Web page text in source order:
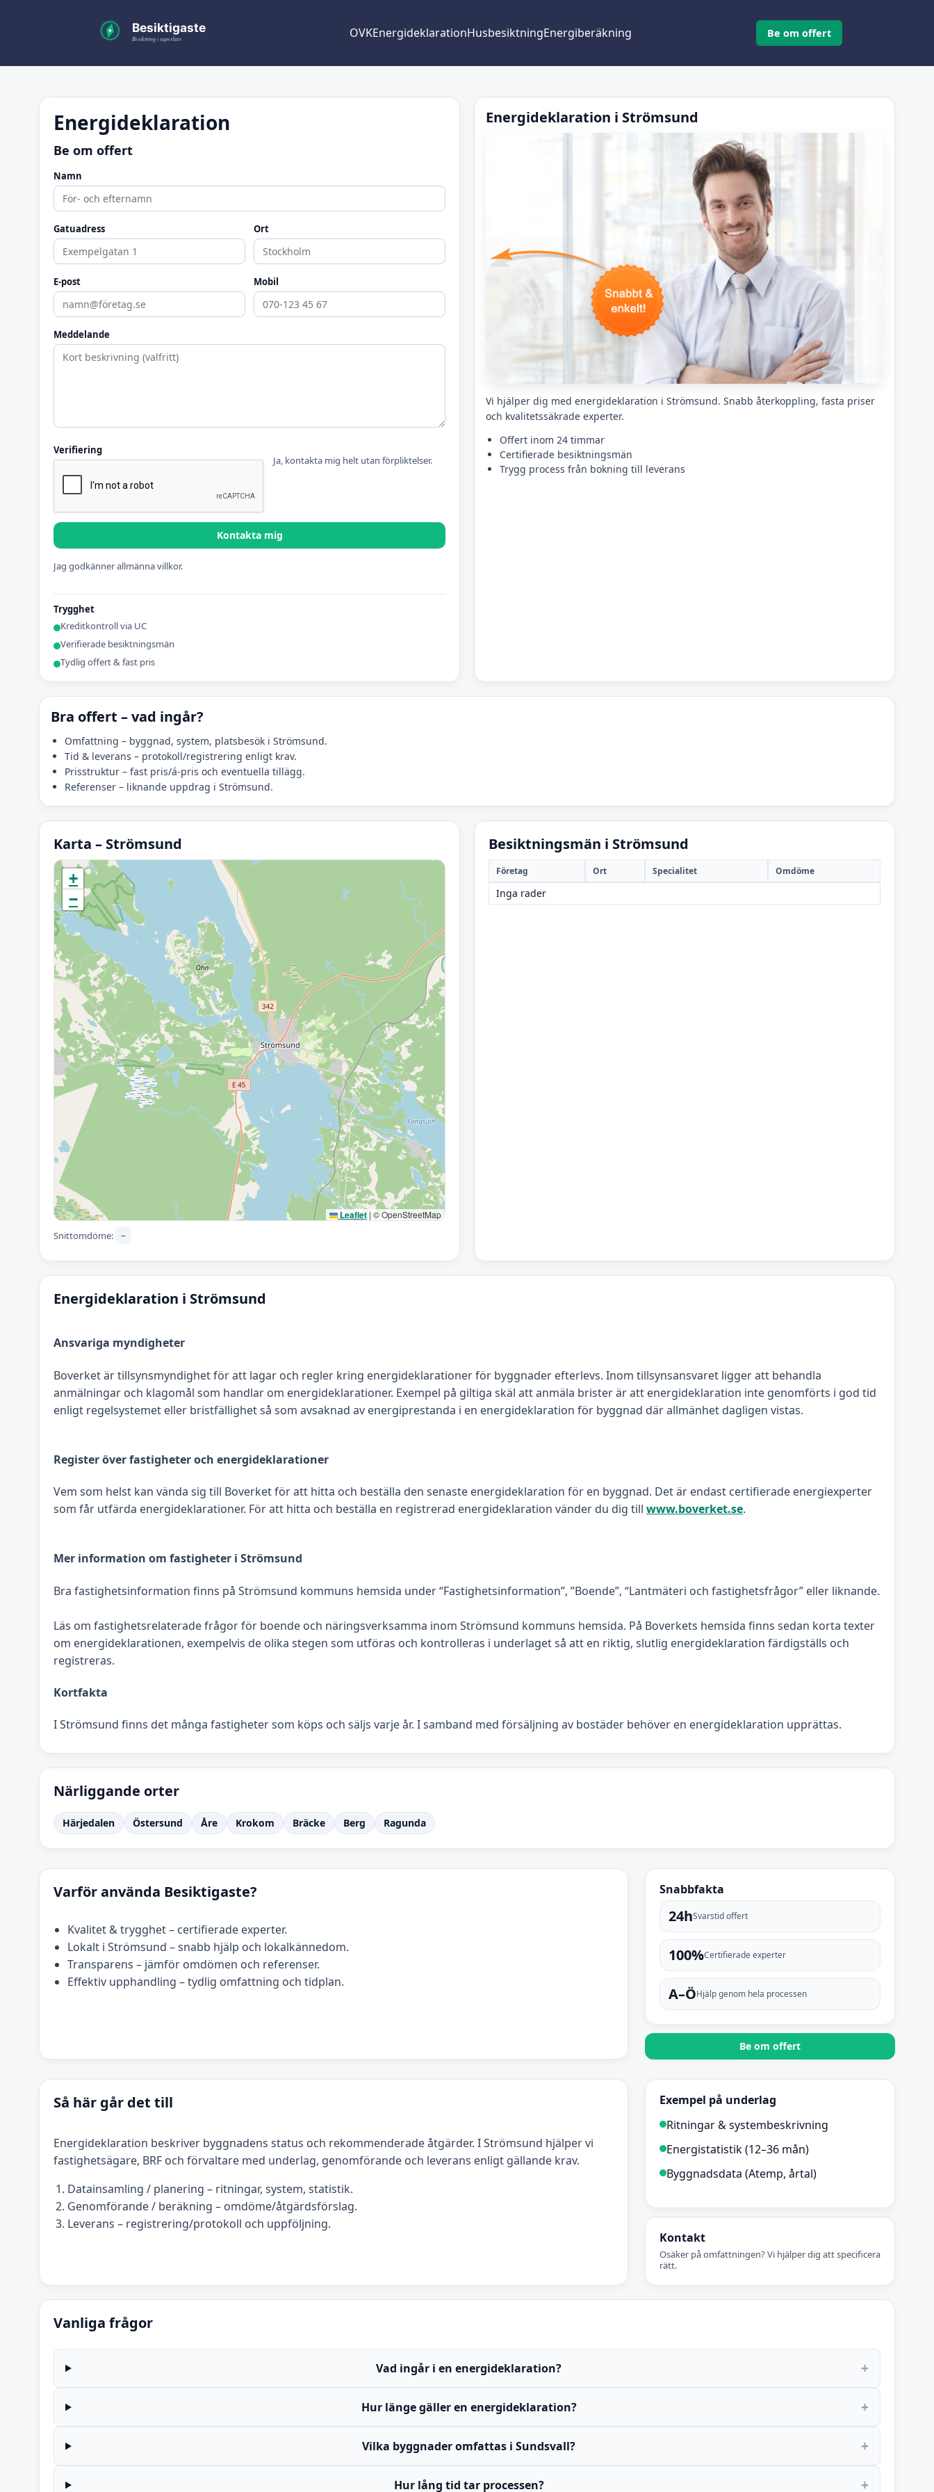
OVKEnergideklarationHusbesiktningEnergiberäkning Be om offert
Energideklaration
Be om offert
Namn
Gatuadress Ort
E-post Mobil
Meddelande
Verifiering
Ja, kontakta mig helt utan förpliktelser.
Kontakta mig
Jag godkänner allmänna villkor.
Trygghet
Kreditkontroll via UC
Verifierade besiktningsmän
Tydlig offert & fast pris
Energideklaration i Strömsund
Vi hjälper dig med energideklaration i Strömsund. Snabb återkoppling, fasta priser
och kvalitetssäkrade experter.
Offert inom 24 timmar
Certifierade besiktningsmän
Trygg process från bokning till leverans
Bra offert – vad ingår?
Omfattning – byggnad, system, platsbesök i Strömsund.
Tid & leverans – protokoll/registrering enligt krav.
Prisstruktur – fast pris/á-pris och eventuella tillägg.
Referenser – liknande uppdrag i Strömsund.
Karta – Strömsund
Initierar karta…
+
−
Leaflet | © OpenStreetMap
Snittomdöme: –
Besiktningsmän i Strömsund
Företag Ort Specialitet Omdöme
Inga rader
Energideklaration i Strömsund
Ansvariga myndigheter
Boverket är tillsynsmyndighet för att lagar och regler kring energideklarationer för byggnader efterlevs. Inom tillsynsansvaret ligger att behandla
anmälningar och klagomål som handlar om energideklarationer. Exempel på giltiga skäl att anmäla brister är att energideklaration inte genomförts i god tid
enligt regelsystemet eller bristfällighet så som avsaknad av energiprestanda i en energideklaration för byggnad där allmänhet dagligen vistas.
Register över fastigheter och energideklarationer
Vem som helst kan vända sig till Boverket för att hitta och beställa den senaste energideklaration för en byggnad. Det är endast certifierade energiexperter
som får utfärda energideklarationer. För att hitta och beställa en registrerad energideklaration vänder du dig till www.boverket.se.
Mer information om fastigheter i Strömsund
Bra fastighetsinformation finns på Strömsund kommuns hemsida under “Fastighetsinformation”, ”Boende”, “Lantmäteri och fastighetsfrågor” eller liknande.
Läs om fastighetsrelaterade frågor för boende och näringsverksamma inom Strömsund kommuns hemsida. På Boverkets hemsida finns sedan korta texter
om energideklarationen, exempelvis de olika stegen som utföras och kontrolleras i underlaget så att en riktig, slutlig energideklaration färdigställs och
registreras.
Kortfakta
I Strömsund finns det många fastigheter som köps och säljs varje år. I samband med försäljning av bostäder behöver en energideklaration upprättas.
Närliggande orter
Härjedalen Östersund Åre Krokom Bräcke Berg Ragunda
Varför använda Besiktigaste?
Kvalitet & trygghet – certifierade experter.
Lokalt i Strömsund – snabb hjälp och lokalkännedom.
Transparens – jämför omdömen och referenser.
Effektiv upphandling – tydlig omfattning och tidplan.
Snabbfakta
24hSvarstid offert
100%Certifierade experter
A–ÖHjälp genom hela processen
Be om offert
Så här går det till
Energideklaration beskriver byggnadens status och rekommenderade åtgärder. I Strömsund hjälper vi
fastighetsägare, BRF och förvaltare med underlag, genomförande och leverans enligt gällande krav.
Datainsamling / planering – ritningar, system, statistik.
Genomförande / beräkning – omdöme/åtgärdsförslag.
Leverans – registrering/protokoll och uppföljning.
Exempel på underlag
Ritningar & systembeskrivning
Energistatistik (12–36 mån)
Byggnadsdata (Atemp, årtal)
Kontakt
Osäker på omfattningen? Vi hjälper dig att specificera
rätt.
Vanliga frågor
Vad ingår i en energideklaration? +
Hur länge gäller en energideklaration? +
Vilka byggnader omfattas i Sundsvall? +
Hur lång tid tar processen? +